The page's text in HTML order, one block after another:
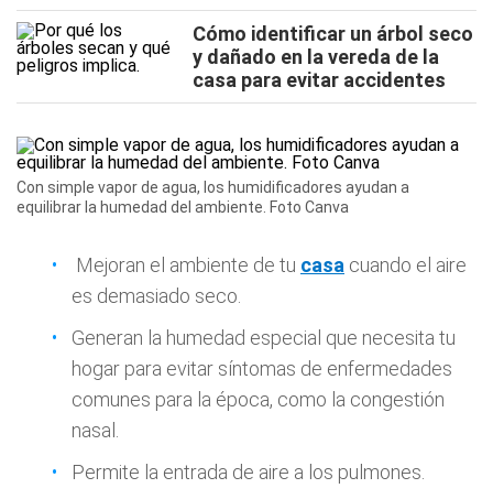
Cómo identificar un árbol seco
y dañado en la vereda de la
casa para evitar accidentes
Con simple vapor de agua, los humidificadores ayudan a
equilibrar la humedad del ambiente. Foto Canva
Mejoran el ambiente de tu casa cuando el aire
es demasiado seco.
Generan la humedad especial que necesita tu
hogar para evitar síntomas de enfermedades
comunes para la época, como la congestión
nasal.
Permite la entrada de aire a los pulmones.